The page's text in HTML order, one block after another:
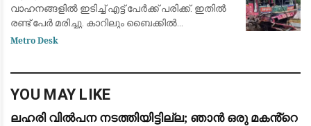
വാഹനങ്ങളില്‍ ഇടിച്ച് എട്ട് പേര്‍ക്ക് പരിക്ക്. ഇതില്‍
രണ്ട് പേർ മരിച്ചു. കാറിലും ബൈക്കിൽ
സഞ്ചരിച്ചവരാണ് മരച്ചത്. ബസ് അമിത
Metro Desk
YOU MAY LIKE
ലഹരി വിൽപന നടത്തിയിട്ടില്ല; ഞാൻ ഒരു മകൻ്റെ